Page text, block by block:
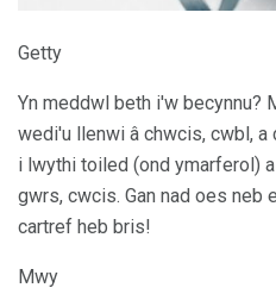
Getty
Yn meddwl beth i'w becynnu?
wedi'u llenwi â chwcis, cwbl, a
i lwythi toiled (ond ymarferol)
gwrs, cwcis. Gan nad oes neb
cartref heb bris!
Mwy